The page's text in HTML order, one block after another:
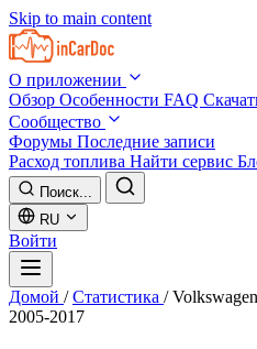
Skip to main content
О приложении
Обзор Особенности FAQ
Сообщество
Форумы Последние записи
Расход топлива Найти сервис
Поиск...
RU
Войти
Домой / Статистика /
2005-2017